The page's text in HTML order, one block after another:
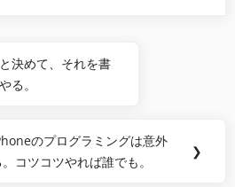
決めて、それを書
る。
のプログラミングは意外
コツコツやれば誰でも。
❯